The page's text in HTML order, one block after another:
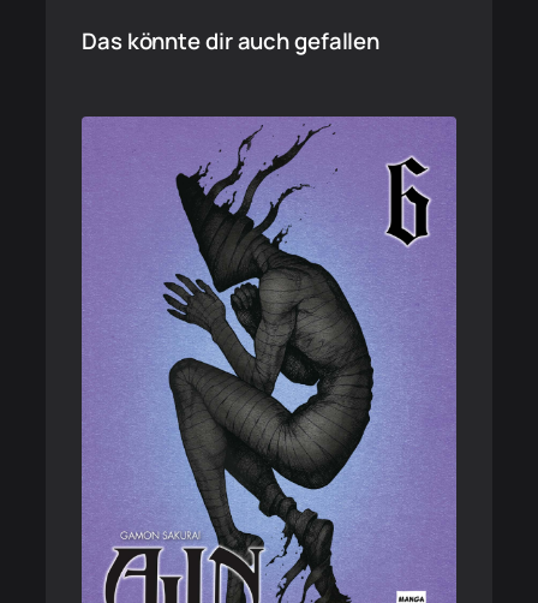
Das könnte dir auch gefallen